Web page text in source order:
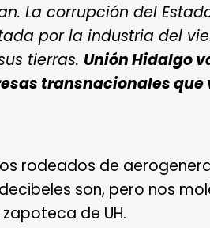
La corrupción del
por la industria del
tierras. Unión Hidalgo
transnacionales que
rodeados de
son, pero nos
de UH.